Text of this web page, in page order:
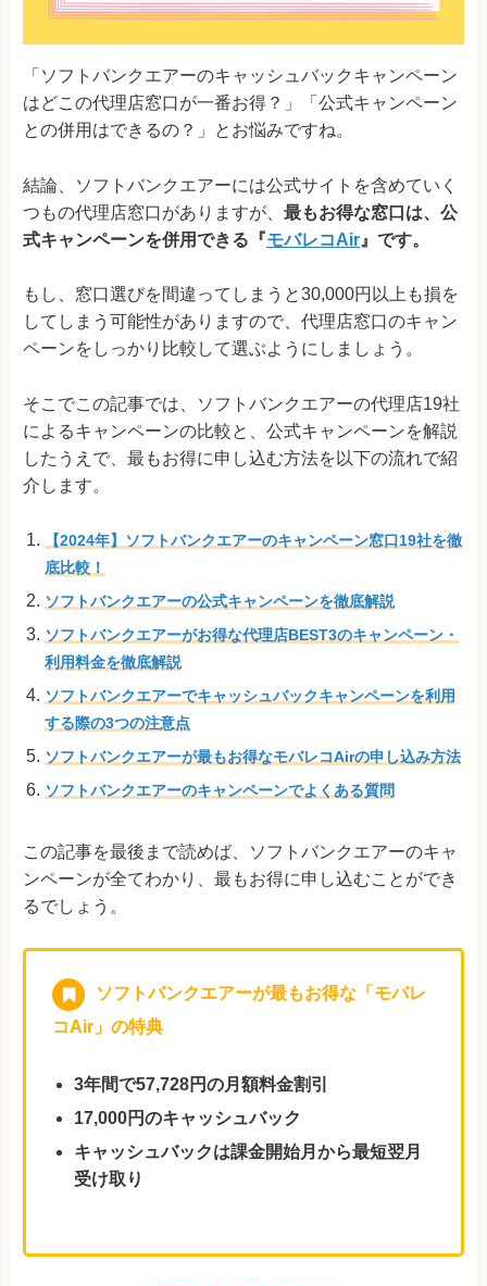
「ソフトバンクエアーのキャッシュバックキャンペーン
はどこの代理店窓口が一番お得？」「公式キャンペーン
との併用はできるの？」とお悩みですね。
結論、ソフトバンクエアーには公式サイトを含めていく
つもの代理店窓口がありますが、 最もお得な窓口は、公
式キャンペーンを併用できる『モバレコAir 』です。
もし、窓口選びを間違ってしまうと30,000円以上も損を
してしまう可能性がありますので、代理店窓口のキャン
ペーンをしっかり比較して選ぶようにしましょう。
そこでこの記事では、ソフトバンクエアーの代理店19社
によるキャンペーンの比較と、公式キャンペーンを解説
したうえで、最もお得に申し込む方法を以下の流れで紹
介します。
【2024年】ソフトバンクエアーのキャンペーン窓口19社を徹
底比較！
ソフトバンクエアーの公式キャンペーンを徹底解説
ソフトバンクエアーがお得な代理店BEST3のキャンペーン・
利用料金を徹底解説
ソフトバンクエアーでキャッシュバックキャンペーンを利用
する際の3つの注意点
ソフトバンクエアーが最もお得なモバレコAirの申し込み方法
ソフトバンクエアーのキャンペーンでよくある質問
この記事を最後まで読めば、ソフトバンクエアーのキャ
ンペーンが全てわかり、最もお得に申し込むことができ
るでしょう。
ソフトバンクエアーが最もお得な「モバレ
コAir」の特典
3年間で57,728円の月額料金割引
17,000円のキャッシュバック
キャッシュバックは課金開始月から最短翌月
受け取り